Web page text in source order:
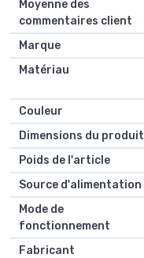
Moyenne des
commentaires client
Marque
Matériau
Couleur
Dimensions du produit
Poids de l'article
Source d'alimentation
Mode de
fonctionnement
Fabricant